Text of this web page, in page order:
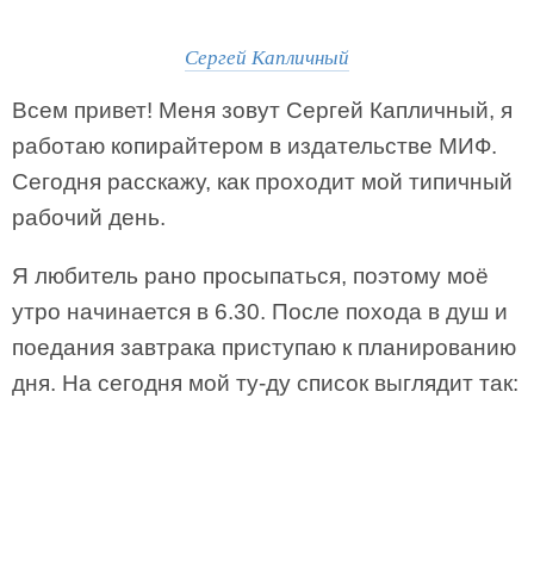
Сергей Капличный
Всем привет! Меня зовут Сергей Капличный, я
работаю копирайтером в издательстве МИФ.
Сегодня расскажу, как проходит мой типичный
рабочий день.
Я любитель рано просыпаться, поэтому моё
утро начинается в 6.30. После похода в душ и
поедания завтрака приступаю к планированию
дня. На сегодня мой ту-ду список выглядит так: